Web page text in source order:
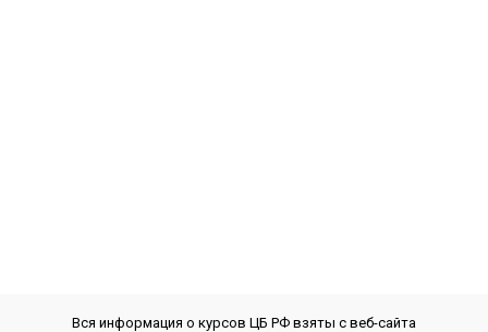
Вся информация о курсов ЦБ РФ взяты с веб-сайта